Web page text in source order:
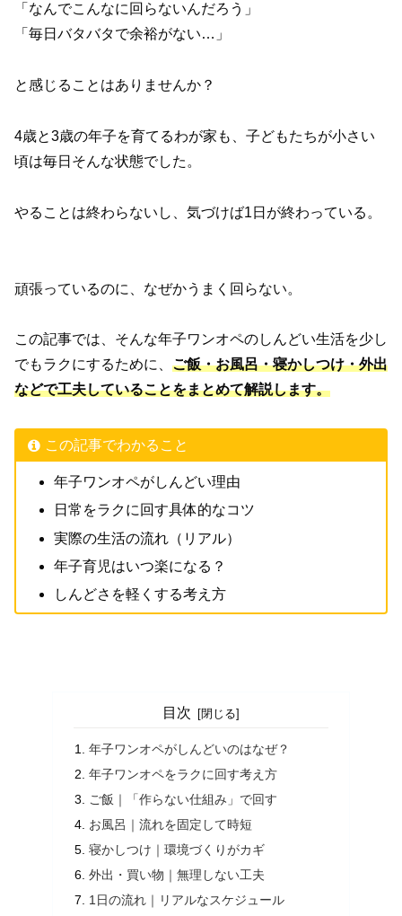
「なんでこんなに回らないんだろう」
「毎日バタバタで余裕がない…」
と感じることはありませんか？
4歳と3歳の年子を育てるわが家も、子どもたちが小さい
頃は毎日そんな状態でした。
やることは終わらないし、気づけば1日が終わっている。
頑張っているのに、なぜかうまく回らない。
この記事では、そんな年子ワンオペのしんどい生活を少し
でもラクにするために、 ご飯・お風呂・寝かしつけ・外出
などで工夫していることをまとめて解説します。
この記事でわかること
年子ワンオペがしんどい理由
日常をラクに回す具体的なコツ
実際の生活の流れ（リアル）
年子育児はいつ楽になる？
しんどさを軽くする考え方
目次
年子ワンオペがしんどいのはなぜ？
年子ワンオペをラクに回す考え方
ご飯｜「作らない仕組み」で回す
お風呂｜流れを固定して時短
寝かしつけ｜環境づくりがカギ
外出・買い物｜無理しない工夫
1日の流れ｜リアルなスケジュール